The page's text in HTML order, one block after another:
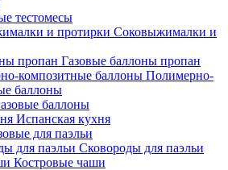
тестомесы
Соковыжималки и
Газовые баллоны пропан
Полимерно-
баллоны
баллоны
Испанская кухня
для паэльи
Сковороды для паэльи
Костровые чаши